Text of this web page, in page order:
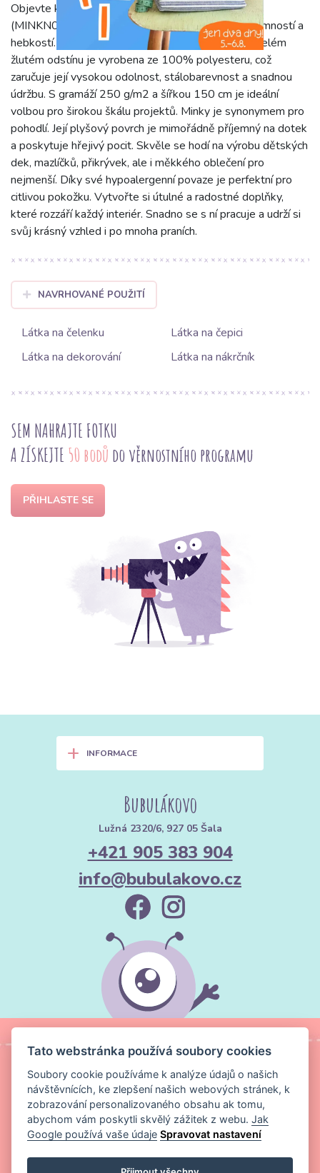
Objevte kouzlo naší jedinečné látky Minky žlutá
(MINKN019), která okouzlí svou bezkonkurenční jemností a
hebkostí. Tato nádherná jednobarevná látka ve veselém
žlutém odstínu je vyrobena ze 100% polyesteru, což
zaručuje její vysokou odolnost, stálobarevnost a snadnou
údržbu. S gramáží 250 g/m2 a šířkou 150 cm je ideální
volbou pro širokou škálu projektů. Minky je synonymem pro
pohodlí. Její plyšový povrch je mimořádně příjemný na dotek
a poskytuje hřejivý pocit. Skvěle se hodí na výrobu dětských
dek, mazlíčků, přikrývek, ale i měkkého oblečení pro
nejmenší. Díky své hypoalergenní povaze je perfektní pro
citlivou pokožku. Vytvořte si útulné a radostné doplňky,
které rozzáří každý interiér. Snadno se s ní pracuje a udrží si
svůj krásný vzhled i po mnoha praních.
NAVRHOVANÉ POUŽITÍ
Látka na čelenku
Látka na čepici
Látka na dekorování
Látka na nákrčník
SEM NAHRAJTE FOTKU
A ZÍSKEJTE 50 bodů do věrnostního programu
PŘIHLASTE SE
+ INFORMACE
Bubulákovo
Lužná 2320/6, 927 05 Šala
+421 905 383 904
info@bubulakovo.cz
2026 Všechna práva vyhrazena
Tato webstránka používá soubory cookies
Soubory cookie používáme k analýze údajů o našich
návštěvnících, ke zlepšení našich webových stránek, k
zobrazování personalizovaného obsahu ak tomu,
abychom vám poskytli skvělý zážitek z webu.Jak
Google používá vaše údaje Spravovat nastavení